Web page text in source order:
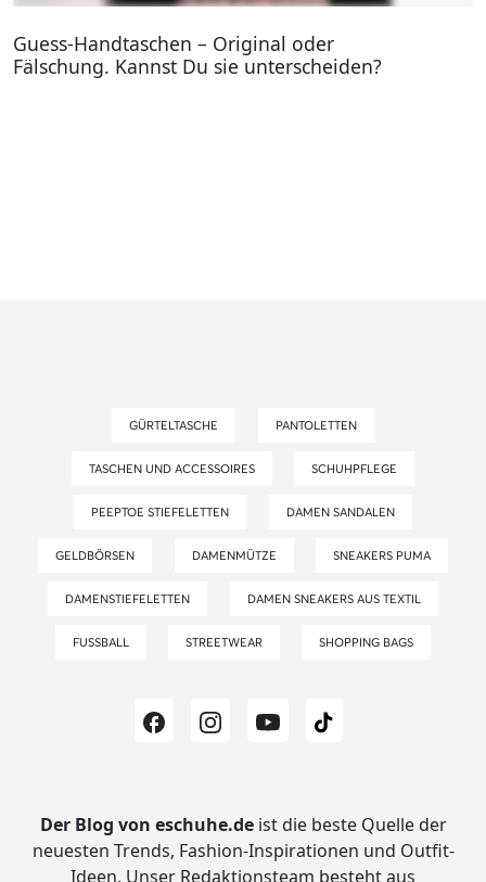
Guess-Handtaschen – Original oder
Fälschung. Kannst Du sie unterscheiden?
GÜRTELTASCHE PANTOLETTEN
TASCHEN UND ACCESSOIRES SCHUHPFLEGE
PEEPTOE STIEFELETTEN DAMEN SANDALEN
GELDBÖRSEN DAMENMÜTZE SNEAKERS PUMA
DAMENSTIEFELETTEN DAMEN SNEAKERS AUS TEXTIL
FUSSBALL STREETWEAR SHOPPING BAGS
Der Blog von eschuhe.deist die beste Quelle der
neuesten Trends, Fashion-Inspirationen und Outfit-
Ideen. Unser Redaktionsteam besteht aus